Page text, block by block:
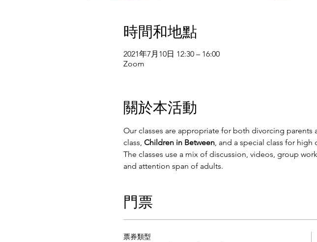
時間和地點
2021年7月10日 12:30 – 16:00
Zoom
關於本活動
Our classes are appropriate for both divorcing
class, Children in Between, and a special class for high
The classes use a mix of discussion, videos, group
and attention span of adults.
門票
票券類型